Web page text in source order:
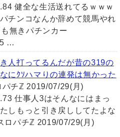
健全な生活送れてるｗｗｗ
チンコなんか辞めて競馬やれ
無きパチンカー
…
人打ってるんだが昔の319の
にｸｿハマりの連発は無かった
パチℤ 2019/07/29(月)
仕事人3はそんなにはまっ
しもっと引き戻ししてたよな
ロパチℤ 2019/07/29(月)